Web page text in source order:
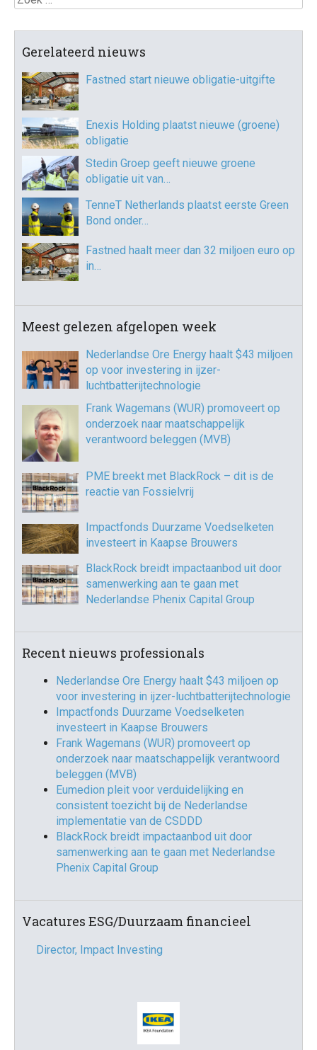
Gerelateerd nieuws
Fastned start nieuwe obligatie-uitgifte
Enexis Holding plaatst nieuwe (groene)
obligatie
Stedin Groep geeft nieuwe groene
obligatie uit van…
TenneT Netherlands plaatst eerste Green
Bond onder…
Fastned haalt meer dan 32 miljoen euro op
in…
Meest gelezen afgelopen week
Nederlandse Ore Energy haalt $43 miljoen
op voor investering in ijzer-
luchtbatterijtechnologie
Frank Wagemans (WUR) promoveert op
onderzoek naar maatschappelijk
verantwoord beleggen (MVB)
PME breekt met BlackRock – dit is de
reactie van Fossielvrij
Impactfonds Duurzame Voedselketen
investeert in Kaapse Brouwers
BlackRock breidt impactaanbod uit door
samenwerking aan te gaan met
Nederlandse Phenix Capital Group
Recent nieuws professionals
Nederlandse Ore Energy haalt $43 miljoen op
voor investering in ijzer-luchtbatterijtechnologie
Impactfonds Duurzame Voedselketen
investeert in Kaapse Brouwers
Frank Wagemans (WUR) promoveert op
onderzoek naar maatschappelijk verantwoord
beleggen (MVB)
Eumedion pleit voor verduidelijking en
consistent toezicht bij de Nederlandse
implementatie van de CSDDD
BlackRock breidt impactaanbod uit door
samenwerking aan te gaan met Nederlandse
Phenix Capital Group
Vacatures ESG/Duurzaam financieel
Director, Impact Investing